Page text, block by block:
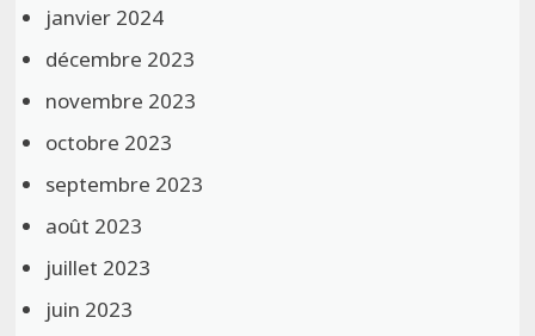
janvier 2024
décembre 2023
novembre 2023
octobre 2023
septembre 2023
août 2023
juillet 2023
juin 2023